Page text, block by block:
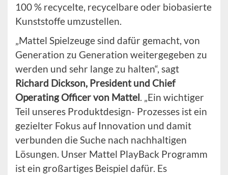
100 % recycelte, recycelbare oder biobasierte
Kunststoffe umzustellen.
„Mattel Spielzeuge sind dafür gemacht, von
Generation zu Generation weitergegeben zu
werden und sehr lange zu halten“, sagt
Richard Dickson, President und Chief
Operating Officer von Mattel. „Ein wichtiger
Teil unseres Produktdesign- Prozesses ist ein
gezielter Fokus auf Innovation und damit
verbunden die Suche nach nachhaltigen
Lösungen. Unser Mattel PlayBack Programm
ist ein großartiges Beispiel dafür. Es